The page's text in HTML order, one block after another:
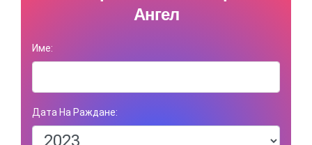
Ангел
Име:
Дата На Раждане: